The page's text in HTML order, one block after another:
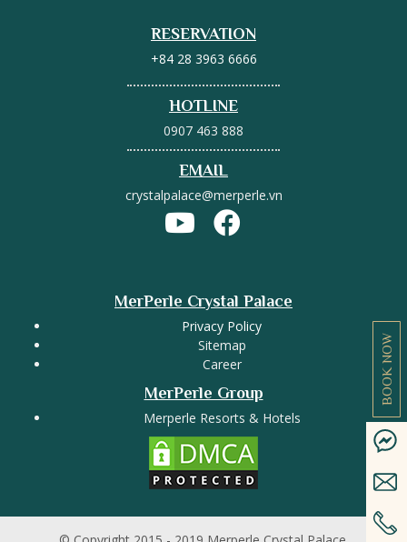
RESERVATION
+84 28 3963 6666
HOTLINE
0907 463 888
EMAIL
crystalpalace@merperle.vn
MerPerle Crystal Palace
Privacy Policy
Sitemap
Career
MerPerle Group
Merperle Resorts & Hotels
BOOK NOW